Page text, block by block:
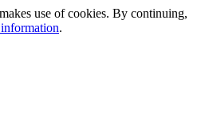
use of cookies. By continuing,
.